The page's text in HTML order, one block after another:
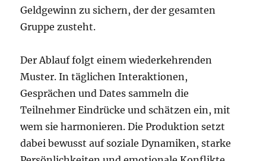
Geldgewinn zu sichern, der der gesamten
Gruppe zusteht.
Der Ablauf folgt einem wiederkehrenden
Muster. In täglichen Interaktionen,
Gesprächen und Dates sammeln die
Teilnehmer Eindrücke und schätzen ein, mit
wem sie harmonieren. Die Produktion setzt
dabei bewusst auf soziale Dynamiken, starke